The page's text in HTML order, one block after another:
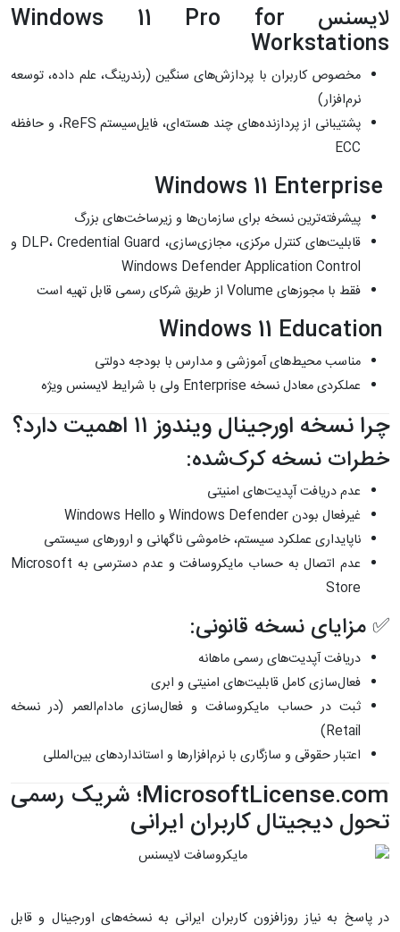
لایسنس Windows 11 Pro for
Workstations
مخصوص کاربران با پردازش‌های سنگین (رندرینگ، علم داده، توسعه
نرم‌افزار)
پشتیبانی از پردازنده‌های چند هسته‌ای، فایل‌سیستم ReFS، و حافظه
ECC
پیشرفته‌ترین نسخه برای سازمان‌ها و زیرساخت‌های بزرگ
قابلیت‌های کنترل مرکزی، مجازی‌سازی، DLP، Credential Guard و
Windows Defender Application Control
فقط با مجوزهای Volume از طریق شرکای رسمی قابل تهیه است
مناسب محیط‌های آموزشی و مدارس با بودجه دولتی
عملکردی معادل نسخه Enterprise ولی با شرایط لایسنس ویژه
چرا نسخه اورجینال ویندوز ۱۱ اهمیت دارد؟
خطرات نسخه کرک‌شده:
عدم دریافت آپدیت‌های امنیتی
غیرفعال بودن Windows Defender و Windows Hello
ناپایداری عملکرد سیستم، خاموشی ناگهانی و ارورهای سیستمی
عدم اتصال به حساب مایکروسافت و عدم دسترسی به Microsoft
Store
✅ مزایای نسخه قانونی:
دریافت آپدیت‌های رسمی ماهانه
فعال‌سازی کامل قابلیت‌های امنیتی و ابری
ثبت در حساب مایکروسافت و فعال‌سازی مادام‌العمر (در نسخه
Retail)
اعتبار حقوقی و سازگاری با نرم‌افزارها و استانداردهای بین‌المللی
MicrosoftLicense.com؛ شریک رسمی
تحول دیجیتال کاربران ایرانی
در پاسخ به نیاز روزافزون کاربران ایرانی به نسخه‌های اورجینال و قابل